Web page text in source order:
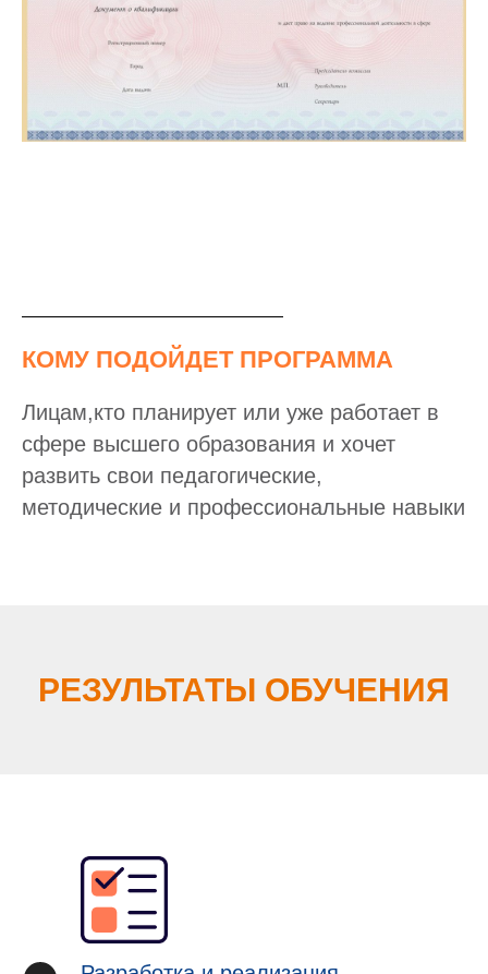
КОМУ ПОДОЙДЕТ ПРОГРАММА
Лицам,кто планирует или уже работает в
сфере высшего образования и хочет
развить свои педагогические,
методические и профессиональные навыки
РЕЗУЛЬТАТЫ ОБУЧЕНИЯ